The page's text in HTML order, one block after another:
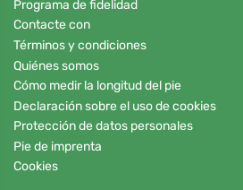
Programa de fidelidad
Contacte con
Términos y condiciones
Quiénes somos
Cómo medir la longitud del pie
Declaración sobre el uso de cookies
Protección de datos personales
Pie de imprenta
Cookies